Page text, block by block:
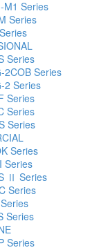
M1 Series
Series
Series
2COB Series
2 Series
Series
Series
Series
Series
Series
Ⅱ Series
Series
Series
Series